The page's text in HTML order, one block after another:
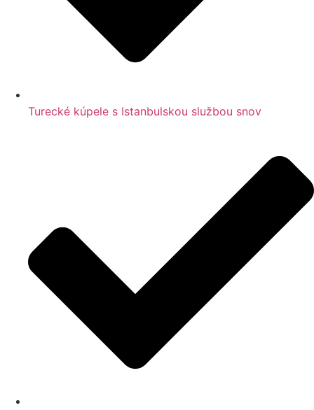
Turecké kúpele s Istanbulskou službou snov